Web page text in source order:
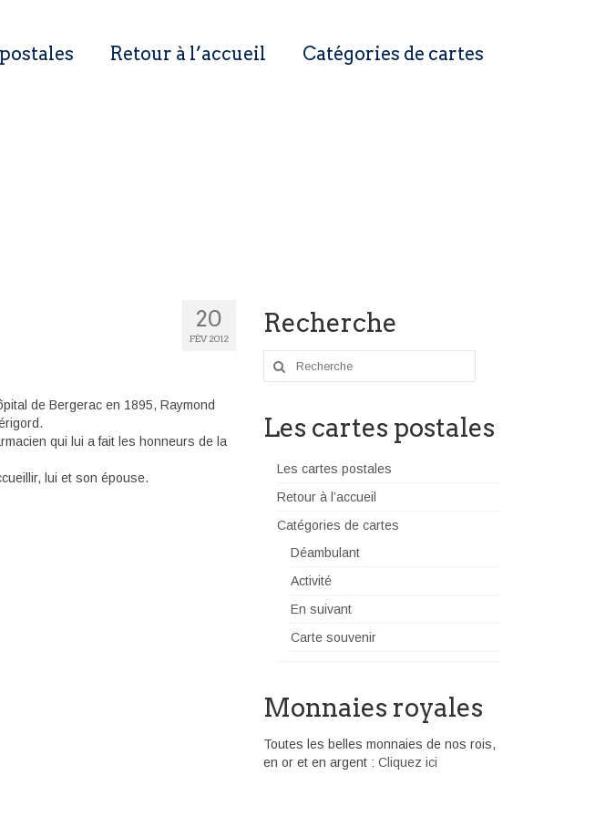
Retour à l’accueil Catégories de cartes
20
FÉV 2012
de Bergerac en 1895, Raymond
qui lui a fait les honneurs de la
lui et son épouse.
Recherche
Rechercher
Les cartes postales
Les cartes postales
Retour à l’accueil
Catégories de cartes
Déambulant
Activité
En suivant
Carte souvenir
Monnaies royales
Toutes les belles monnaies de nos rois,
en or et en argent : Cliquez ici